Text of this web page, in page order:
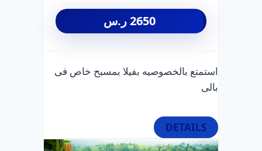
2650ر.س
استمتع بالخصوصيه بفيلا بمسبح خاص فى
بالى
DETAILS